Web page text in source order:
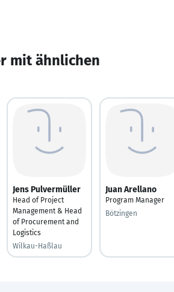
mit ähnlichen
Jens Pulvermüller
Head of Project
Management & Head
of Procurement and
Logistics
Wilkau-Haßlau
Juan Arellano
Program Manager
Bötzingen